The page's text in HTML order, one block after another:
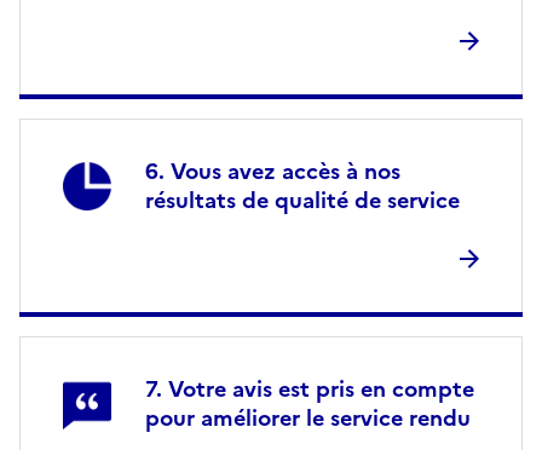
Vous avez accès à nos
résultats de qualité de service
Votre avis est pris en compte
pour améliorer le service rendu